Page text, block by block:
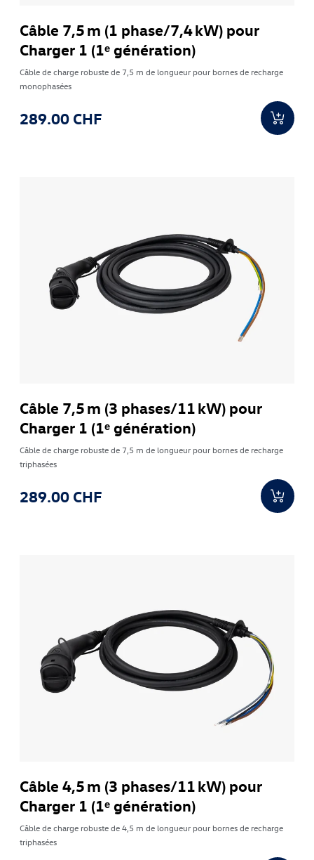
Câble 7,5 m (1 phase/7,4 kW) pour
Charger 1 (1ᵉ génération)
Câble de charge robuste de 7,5 m de longueur pour bornes de recharge
monophasées
289.00 CHF
Câble 7,5 m (3 phases/11 kW) pour
Charger 1 (1ᵉ génération)
Câble de charge robuste de 7,5 m de longueur pour bornes de recharge
triphasées
289.00 CHF
Câble 4,5 m (3 phases/11 kW) pour
Charger 1 (1ᵉ génération)
Câble de charge robuste de 4,5 m de longueur pour bornes de recharge
triphasées